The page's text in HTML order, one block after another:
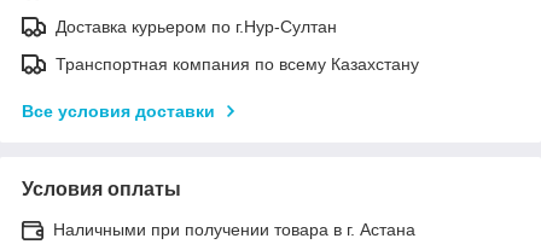
Доставка курьером по г.Нур-Султан
Транспортная компания по всему Казахстану
Все условия доставки
Условия оплаты
Наличными при получении товара в г. Астана